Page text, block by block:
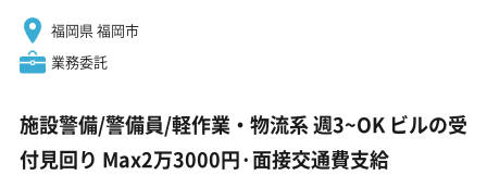
福岡県 福岡市
業務委託
施設警備/警備員/軽作業・物流系 週3~OK ビルの受
付見回り Max2万3000円·面接交通費支給